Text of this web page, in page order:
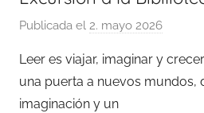
Publicada el 2. mayo 2026
S
Leer es viajar, imaginar y
una puerta a nuevos mundos,
imaginación y un